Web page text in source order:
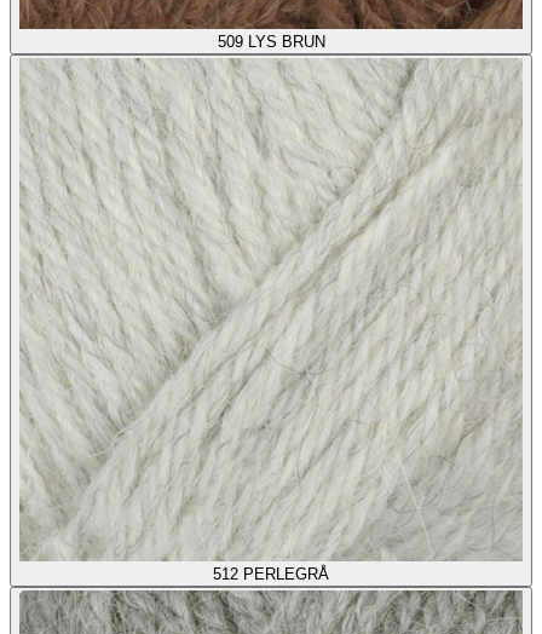
509 LYS BRUN
512 PERLEGRÅ